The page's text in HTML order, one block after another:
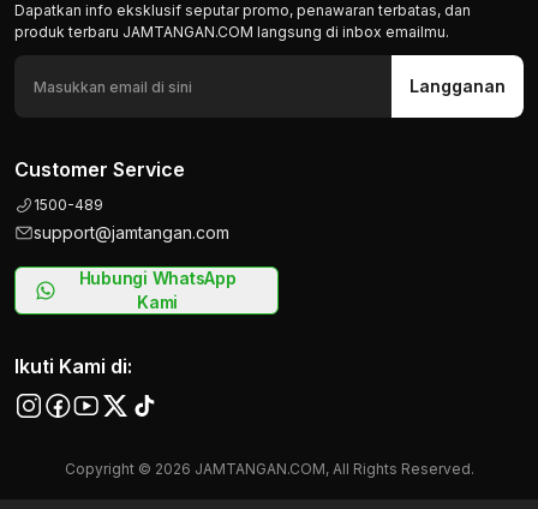
Dapatkan info eksklusif seputar promo, penawaran terbatas, dan
produk terbaru JAMTANGAN.COM langsung di inbox emailmu.
Langganan
Customer Service
1500-489
support@jamtangan.com
Hubungi WhatsApp
Kami
Ikuti Kami di:
Copyright © 2026 JAMTANGAN.COM, All Rights Reserved.